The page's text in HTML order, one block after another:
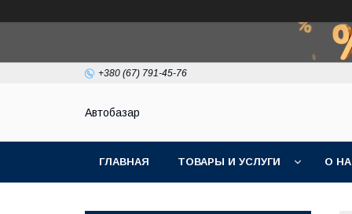
+380 (67) 791-45-76
Автобазар
ГЛАВНАЯ ТОВАРЫ И УСЛУГИ О